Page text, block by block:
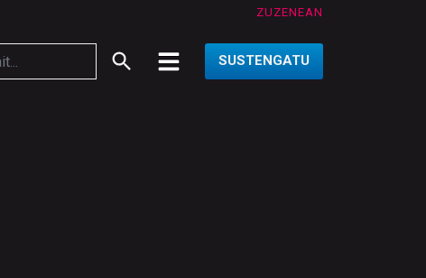
ZUZENEAN
SUSTENGATU